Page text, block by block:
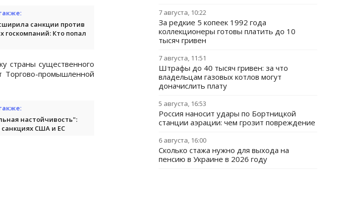
санкции против
госкомпаний: Кто попал
страны существенного
Торгово-промышленной
настойчивость":
санкциях США и ЕС
7 августа, 10:22
За редкие 5 копеек 1992 года
коллекционеры готовы платить до 10
тысяч гривен
7 августа, 11:51
Штрафы до 40 тысяч гривен: за что
владельцам газовых котлов могут
доначислить плату
5 августа, 16:53
Россия наносит удары по Бортницкой
станции аэрации: чем грозит повреждение
6 августа, 16:00
Сколько стажа нужно для выхода на
пенсию в Украине в 2026 году